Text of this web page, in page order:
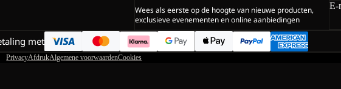
Wees als eerste op de hoogte van nieuwe producten,
exclusieve evenementen en online aanbiedingen
E-
met
PrivacyAfdrukAlgemene voorwaardenCookies